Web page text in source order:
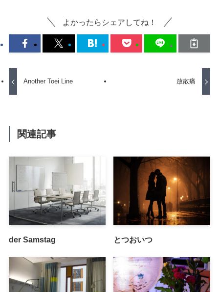
よかったらシェアしてね！
Another Toei Line 放散痛
関連記事
der Samstag とつおいつ